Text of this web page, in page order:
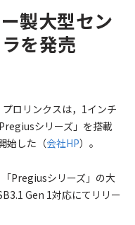
製大型セン
を発売
プロリンクスは，1インチ
シリーズ」を搭載
始した（会社HP）。
Pregiusシリーズ」の大
Gen 1対応にてリリー